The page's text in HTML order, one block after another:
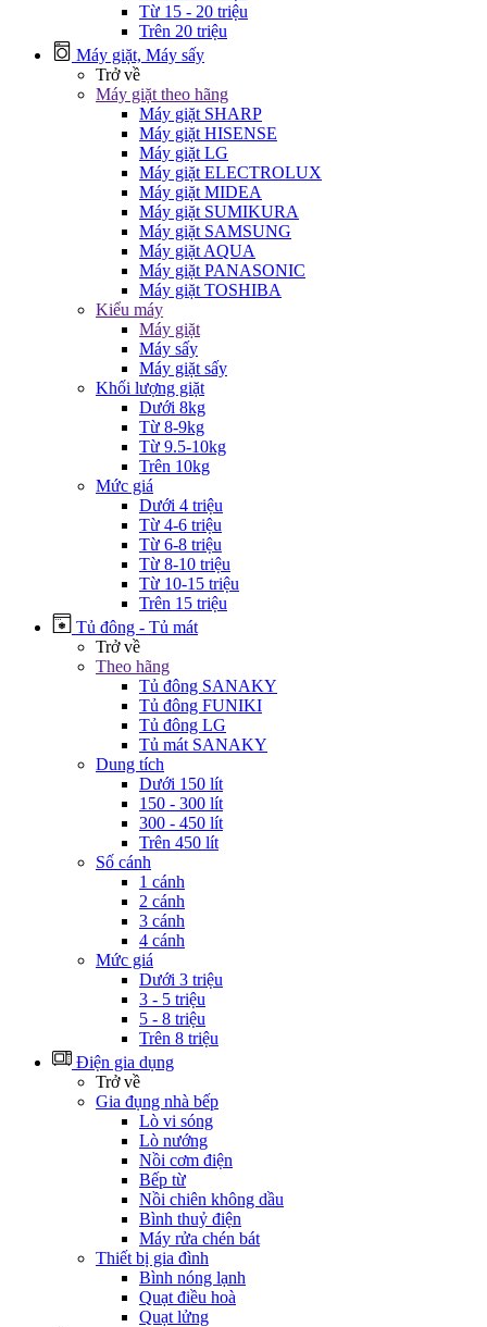
Từ 15 - 20 triệu
Trên 20 triệu
Máy giặt, Máy sấy
Trở về
Máy giặt theo hãng
Máy giặt SHARP
Máy giặt HISENSE
Máy giặt LG
Máy giặt ELECTROLUX
Máy giặt MIDEA
Máy giặt SUMIKURA
Máy giặt SAMSUNG
Máy giặt AQUA
Máy giặt PANASONIC
Máy giặt TOSHIBA
Kiểu máy
Máy giặt
Máy sấy
Máy giặt sấy
Khối lượng giặt
Dưới 8kg
Từ 8-9kg
Từ 9.5-10kg
Trên 10kg
Mức giá
Dưới 4 triệu
Từ 4-6 triệu
Từ 6-8 triệu
Từ 8-10 triệu
Từ 10-15 triệu
Trên 15 triệu
Tủ đông - Tủ mát
Trở về
Theo hãng
Tủ đông SANAKY
Tủ đông FUNIKI
Tủ đông LG
Tủ mát SANAKY
Dung tích
Dưới 150 lít
150 - 300 lít
300 - 450 lít
Trên 450 lít
Số cánh
1 cánh
2 cánh
3 cánh
4 cánh
Mức giá
Dưới 3 triệu
3 - 5 triệu
5 - 8 triệu
Trên 8 triệu
Điện gia dụng
Trở về
Gia đụng nhà bếp
Lò vi sóng
Lò nướng
Nồi cơm điện
Bếp từ
Nồi chiên không dầu
Bình thuỷ điện
Máy rửa chén bát
Thiết bị gia đình
Bình nóng lạnh
Quạt điều hoà
Quạt lửng